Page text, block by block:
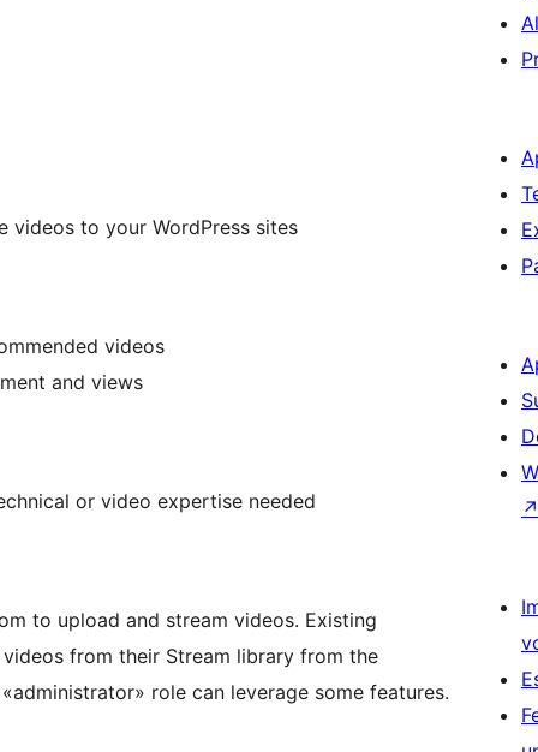
videos to your WordPress sites
videos
and views
or video expertise needed
to upload and stream videos. Existing
from their Stream library from the
role can leverage some features.
↗